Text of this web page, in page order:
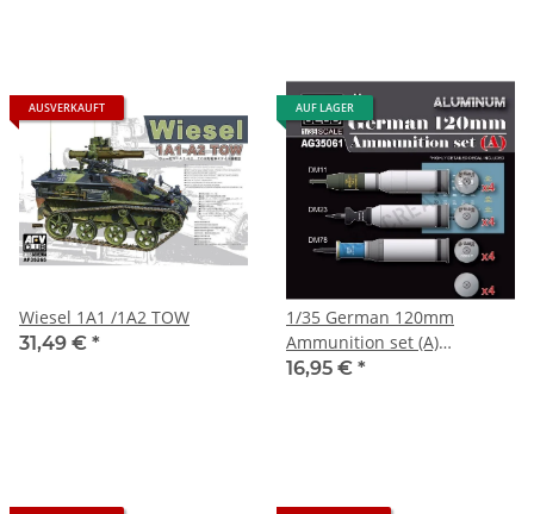
AUSVERKAUFT
Wiesel 1A1 /1A2 TOW
31,49 € *
AUF LAGER
1/35 German 120mm
Ammunition set (A)
Aluminium
16,95 € *